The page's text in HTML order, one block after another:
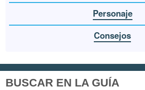
Personaje
Consejos
BUSCAR EN LA GUÍA